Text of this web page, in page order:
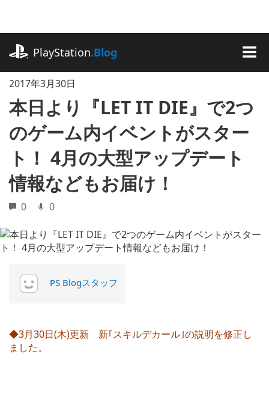
に
キ
ッ
プ
PlayStation.Blog
2017年3月30日
本日より『LET IT DIE』で2つ
のゲーム内イベントがスター
ト！ 4月の大型アップデート
情報などもお届け！
0 0
PS Blogスタッフ
◆3月30日(木)更新 新｢スキルデカール｣の説明を修正し
ました。